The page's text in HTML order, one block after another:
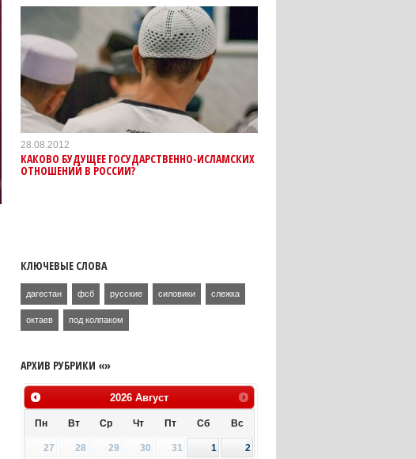
28.08.2012
КАКОВО БУДУЩЕЕ ГОСУДАРСТВЕННО-ИСЛАМСКИХ
ОТНОШЕНИЙ В РОССИИ?
КЛЮЧЕВЫЕ СЛОВА
дагестан фсб русские силовики слежка
октаев под колпаком
АРХИВ РУБРИКИ «»
2026 Август
Пн Вт Ср Чт Пт Сб Вс
27 28 29 30 31 1
2